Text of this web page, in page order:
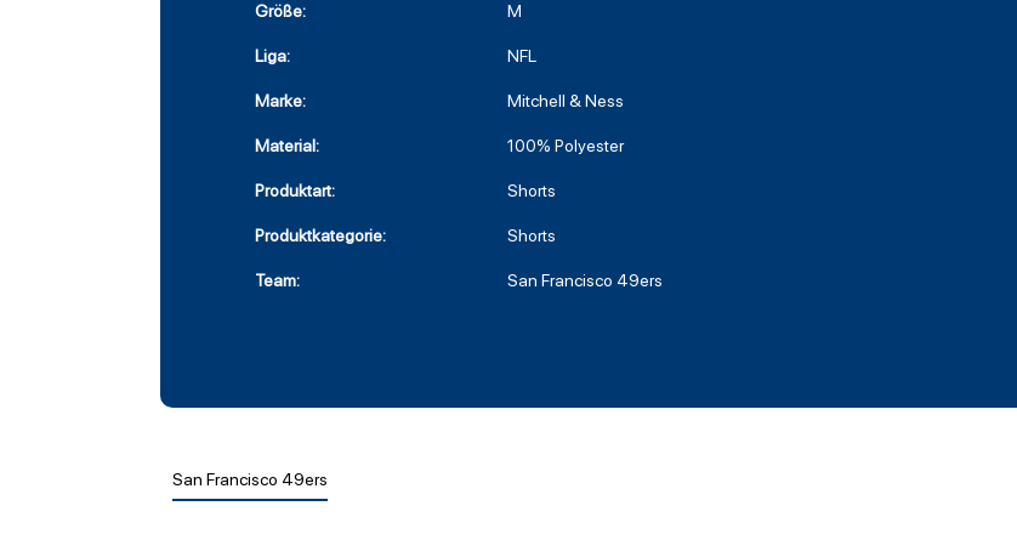
Größe: M
Liga: NFL
Marke: Mitchell & Ness
Material: 100% Polyester
Produktart: Shorts
Produktkategorie: Shorts
Team: San Francisco 49ers
San Francisco 49ers